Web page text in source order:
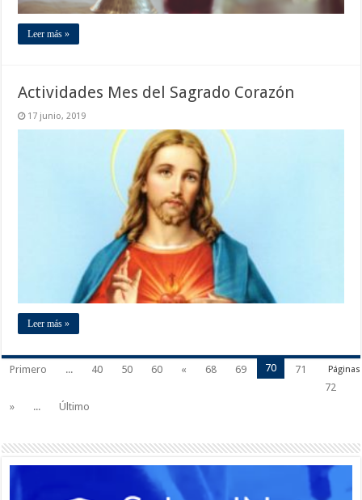
Leer más »
Actividades Mes del Sagrado Corazón
17 junio, 2019
Leer más »
Páginas
Primero ... 40 50 60 « 68 69 70
71
72
»
... Último